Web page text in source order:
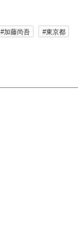
#加藤尚吾 #東京都